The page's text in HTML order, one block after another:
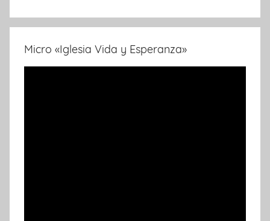
Micro «Iglesia Vida y Esperanza»